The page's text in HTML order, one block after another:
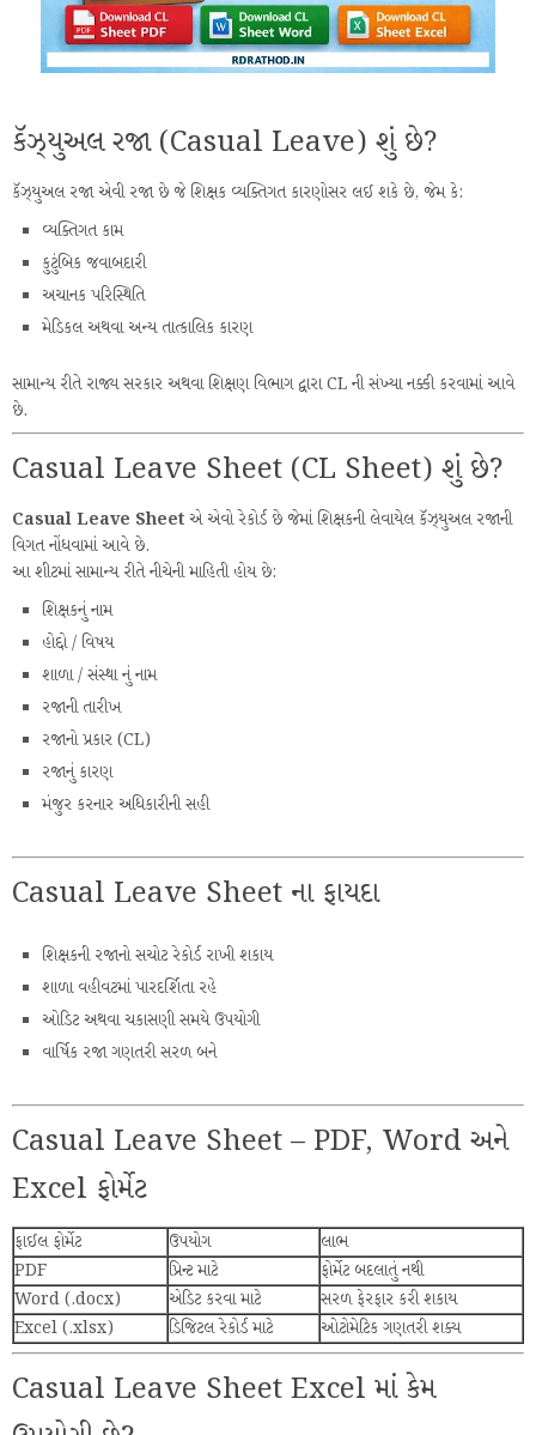
કૅઝ્યુઅલ રજા (Casual Leave) શું છે?
કૅઝ્યુઅલ રજા એવી રજા છે જે શિક્ષક વ્યક્તિગત કારણોસર લઈ શકે છે, જેમ કે:
વ્યક્તિગત કામ
કુટુંબિક જવાબદારી
અચાનક પરિસ્થિતિ
મેડિકલ અથવા અન્ય તાત્કાલિક કારણ
સામાન્ય રીતે રાજ્ય સરકાર અથવા શિક્ષણ વિભાગ દ્વારા CL ની સંખ્યા નક્કી કરવામાં આવે
છે.
Casual Leave Sheet (CL Sheet) શું છે?
Casual Leave Sheet એ એવો રેકોર્ડ છે જેમાં શિક્ષકની લેવાયેલ કૅઝ્યુઅલ રજાની
વિગત નોંધવામાં આવે છે.
આ શીટમાં સામાન્ય રીતે નીચેની માહિતી હોય છે:
શિક્ષકનું નામ
હોદ્દો / વિષય
શાળા / સંસ્થા નું નામ
રજાની તારીખ
રજાનો પ્રકાર (CL)
રજાનું કારણ
મંજુર કરનાર અધિકારીની સહી
Casual Leave Sheet ના ફાયદા
શિક્ષકની રજાનો સચોટ રેકોર્ડ રાખી શકાય
શાળા વહીવટમાં પારદર્શિતા રહે
ઓડિટ અથવા ચકાસણી સમયે ઉપયોગી
વાર્ષિક રજા ગણતરી સરળ બને
Casual Leave Sheet – PDF, Word અને
Excel ફોર્મેટ
ફાઈલ ફોર્મેટ ઉપયોગ
લાભ
PDF
પ્રિન્ટ માટે
ફોર્મેટ બદલાતું નથી
Word (.docx)
એડિટ કરવા માટે
સરળ ફેરફાર કરી શકાય
Excel (.xlsx)
ડિજિટલ રેકોર્ડ માટે ઓટોમેટિક ગણતરી શક્ય
Casual Leave Sheet Excel માં કેમ